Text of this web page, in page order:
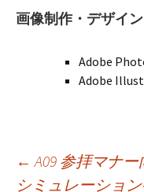
画像制作・デザイン
Adobe
Adobe
投
← A09 参拝マナ
シミュレーショ